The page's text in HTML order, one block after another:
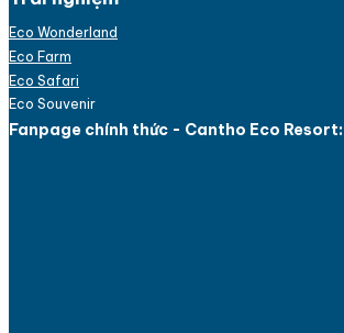
Eco Wonderland
Eco Farm
Eco Safari
Eco Souvenir
Fanpage chính thức - Cantho Eco Resort: